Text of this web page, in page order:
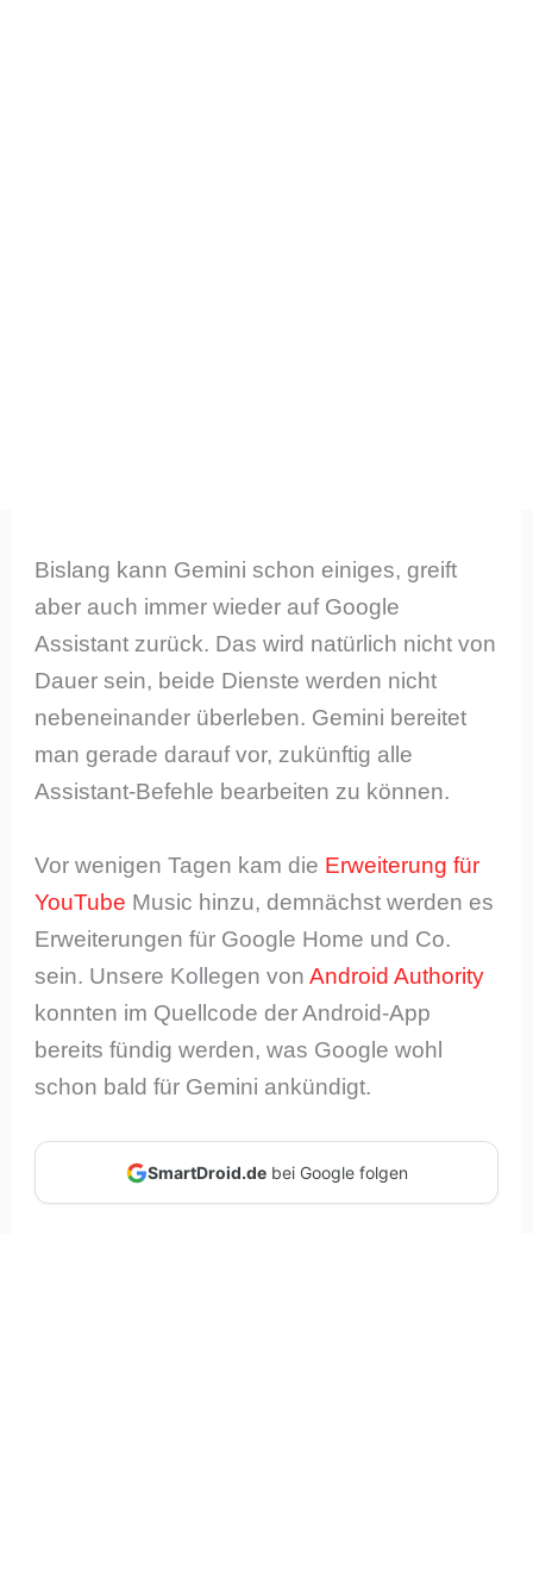
Bislang kann Gemini schon einiges, greift
aber auch immer wieder auf Google
Assistant zurück. Das wird natürlich nicht von
Dauer sein, beide Dienste werden nicht
nebeneinander überleben. Gemini bereitet
man gerade darauf vor, zukünftig alle
Assistant-Befehle bearbeiten zu können.
Vor wenigen Tagen kam die Erweiterung für
YouTube Music hinzu, demnächst werden es
Erweiterungen für Google Home und Co.
sein. Unsere Kollegen vonAndroid Authority
konnten im Quellcode der Android-App
bereits fündig werden, was Google wohl
schon bald für Gemini ankündigt.
SmartDroid.debei Google folgen